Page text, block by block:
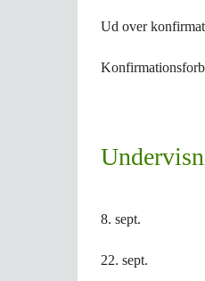
Ud over
8. sept.
22. sept.